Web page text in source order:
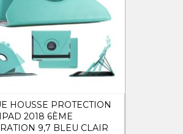
HOUSSE PROTECTION
2018 6ÈME
9,7 BLEU CLAIR